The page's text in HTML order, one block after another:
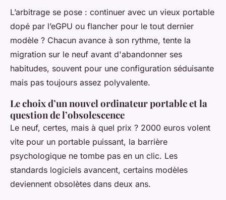
L’arbitrage se pose : continuer avec un vieux portable
dopé par l’eGPU ou flancher pour le tout dernier
modèle ? Chacun avance à son rythme, tente la
migration sur le neuf avant d'abandonner ses
habitudes, souvent pour une configuration séduisante
mais pas toujours assez polyvalente.
Le choix d’un nouvel ordinateur portable et la
question de l’obsolescence
Le neuf, certes, mais à quel prix ? 2000 euros volent
vite pour un portable puissant, la barrière
psychologique ne tombe pas en un clic. Les
standards logiciels avancent, certains modèles
deviennent obsolètes dans deux ans.